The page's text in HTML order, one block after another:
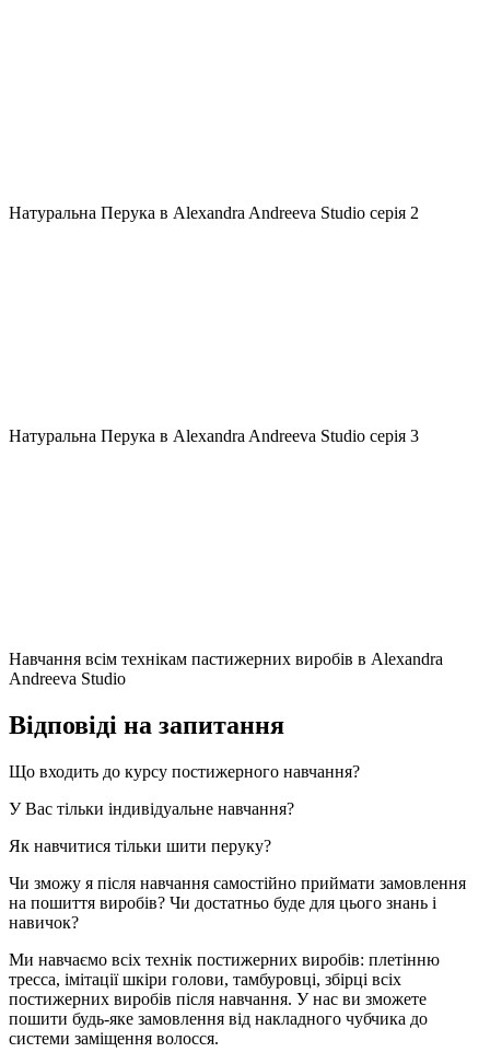
Натуральна Перука в Alexandra Andreeva Studio серія 2
Натуральна Перука в Alexandra Andreeva Studio серія 3
Навчання всім технікам пастижерних виробів в Alexandra
Andreeva Studio
Відповіді на запитання
Що входить до курсу постижерного навчання?
У Вас тільки індивідуальне навчання?
Як навчитися тільки шити перуку?
Чи зможу я після навчання самостійно приймати замовлення
на пошиття виробів? Чи достатньо буде для цього знань і
навичок?
Ми навчаємо всіх технік постижерних виробів: плетінню
тресса, імітації шкіри голови, тамбуровці, збірці всіх
постижерних виробів після навчання. У нас ви зможете
пошити будь-яке замовлення від накладного чубчика до
системи заміщення волосся.